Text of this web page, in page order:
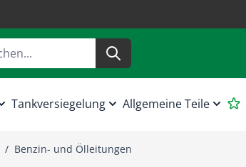
Tankversiegelung Allgemeine Teile
/ Benzin- und Ölleitungen